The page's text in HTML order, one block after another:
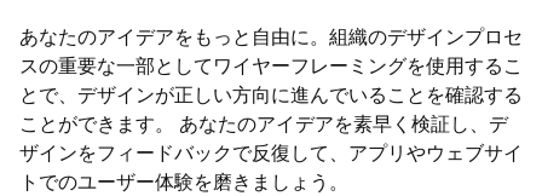
あなたのアイデアをもっと自由に。組織のデザインプロセ
スの重要な一部としてワイヤーフレーミングを使用するこ
とで、デザインが正しい方向に進んでいることを確認する
ことができます。 あなたのアイデアを素早く検証し、デ
ザインをフィードバックで反復して、アプリやウェブサイ
トでのユーザー体験を磨きましょう。